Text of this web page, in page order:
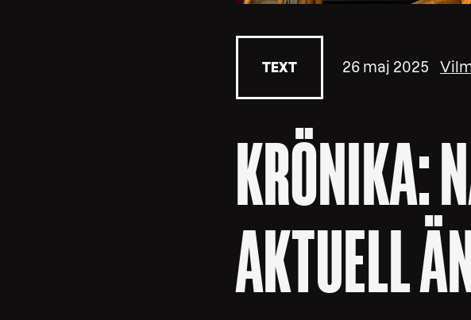
TEXT 26 maj 2025
KRÖNIKA:
AKTUELL